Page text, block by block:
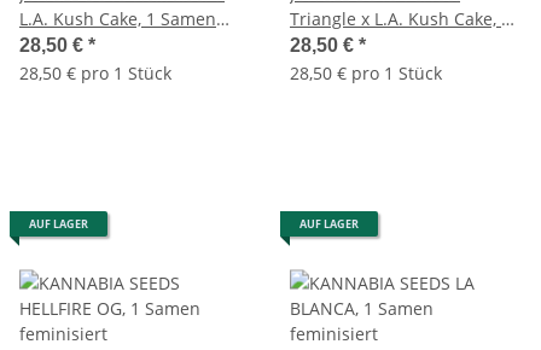
L.A. Kush Cake, 1 Samen
feminisiert
28,50 € *
28,50 € pro 1 Stück
Triangle x L.A. Kush Cake, 1
Samen feminisiert
28,50 € *
28,50 € pro 1 Stück
AUF LAGER AUF LAGER